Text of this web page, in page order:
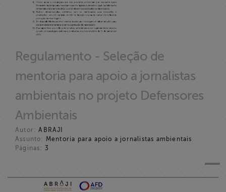
Regulamento - Seleção de
mentoria para apoio a jornalistas
ambientais no projeto Defensores
Ambientais
Autor: ABRAJI
Assunto:
Mentoria para apoio a jornalistas ambientais
Páginas: 3